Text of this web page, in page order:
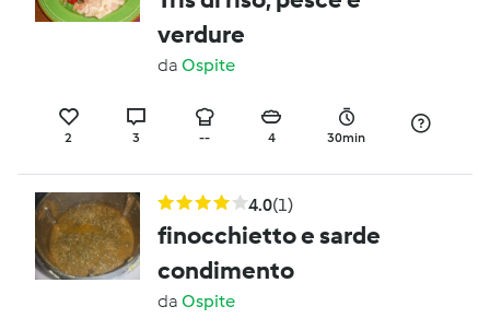
verdure
da Ospite
2 3 -- 4 30min
4.0(1)
finocchietto e sarde
condimento
da Ospite